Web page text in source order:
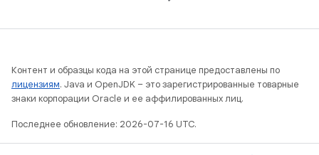
Контент и образцы кода на этой странице предоставлены по
лицензиям. Java и OpenJDK – это зарегистрированные товарные
знаки корпорации Oracle и ее аффилированных лиц.
Последнее обновление: 2026-07-16 UTC.